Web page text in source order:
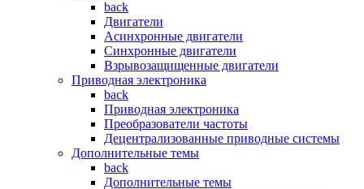
back
Двигатели
Асинхронные двигатели
Синхронные двигатели
Взрывозащищенные двигатели
Приводная электроника
back
Приводная электроника
Преобразователи частоты
Децентрализованные приводные системы
Дополнительные темы
back
Дополнительные темы